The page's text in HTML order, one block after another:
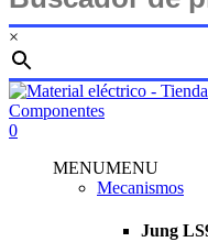
×
Cerrar
búsqueda
buscar
account
0
MENUMENU
Mecanismos
Jung